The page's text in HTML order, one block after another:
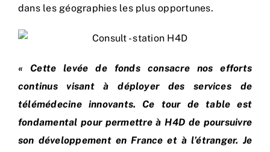
dans les géographies les plus opportunes.
« Cette levée de fonds consacre nos efforts
continus visant à déployer des services de
télémédecine innovants. Ce tour de table est
fondamental pour permettre à H4D de poursuivre
son développement en France et à l’étranger. Je